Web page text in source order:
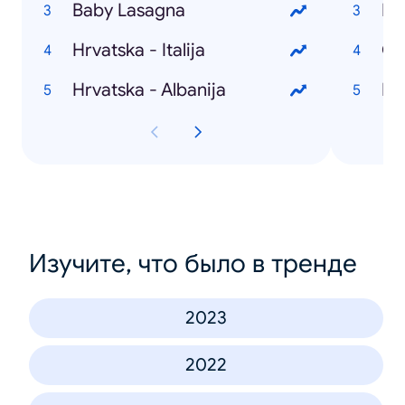
Baby Lasagna
Hrvatska - Italija
Hrvatska - Albanija
Изучите, что было в тренде
2023
2022